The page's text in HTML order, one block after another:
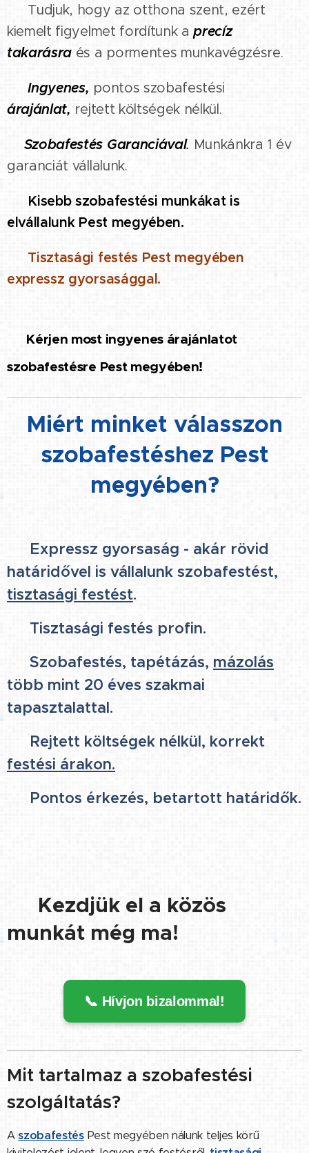
Tudjuk, hogy az otthona szent, ezért
kiemelt figyelmet fordítunk aprecíz
takarásra és a pormentes munkavégzésre.
Ingyenes, pontos szobafestési
árajánlat, rejtett költségek nélkül.
Szobafestés Garanciával. Munkánkra 1 év
garanciát vállalunk.
Kisebb szobafestési munkákat is
elvállalunkPest megyében.
Tisztasági festés Pest megyében
expressz gyorsasággal.
Kérjen most ingyenes árajánlatot
szobafestésre Pest megyében!
Miért minket válasszon
szobafestéshez Pest
megyében?
✅ Expressz gyorsaság - akár rövid
határidővel is vállalunk szobafestést,
tisztasági festést.
✅ Tisztasági festés profin.
✅ Szobafestés, tapétázás, mázolás
több mint 20 éves szakmai
tapasztalattal.
✅ Rejtett költségek nélkül, korrekt
festési árakon.
✅ Pontos érkezés, betartott határidők.
👉 Kezdjük el a közös
munkát még ma!
📞 Hívjon bizalommal!
Mit tartalmaz a szobafestési
szolgáltatás?
AszobafestésPest megyében nálunk teljes körű